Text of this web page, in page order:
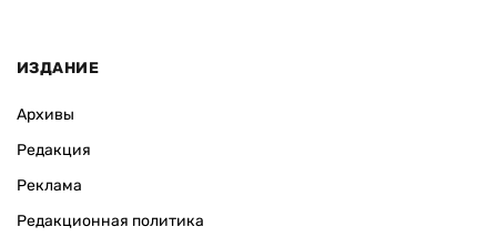
ИЗДАНИЕ
Архивы
Редакция
Реклама
Редакционная политика